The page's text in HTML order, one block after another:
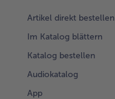
Artikel direkt bestellen
Im Katalog blättern
Katalog bestellen
Audiokatalog
App